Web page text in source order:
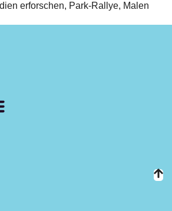
erforschen, Park-Rallye, Malen